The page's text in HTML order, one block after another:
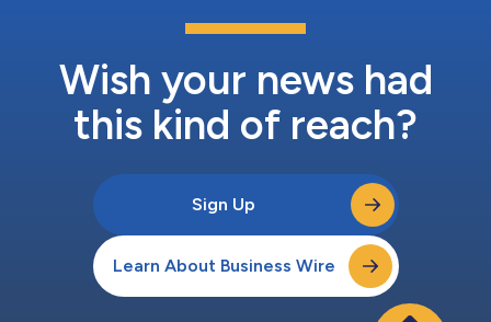
的深水项目，同时为科特迪瓦海上资源的长期开发做出贡献。” 项
目的执行将得到SLB OneSubsea在当地的驻点和本地化能力的支
Wish your news had
this kind of reach?
Sign Up
Learn About Business Wire